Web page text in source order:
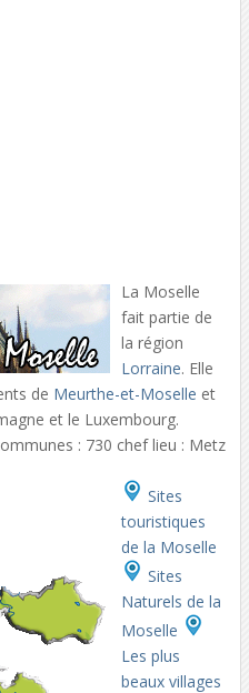
La Moselle
fait partie de
la région
Lorraine. Elle
de Meurthe-et-Moselle et
et le Luxembourg.
: 730 chef lieu : Metz
Sites
touristiques
de la Moselle
Sites
Naturels de la
Moselle
Les plus
beaux villages